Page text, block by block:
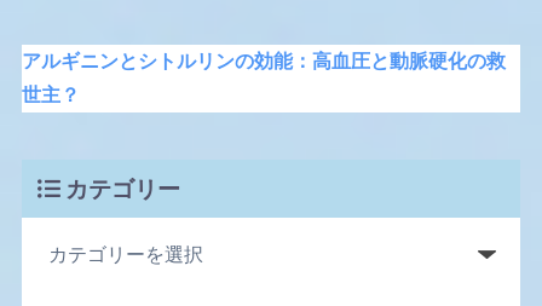
アルギニンとシトルリンの効能：高血圧と動脈硬化の救
世主？
カテゴリー